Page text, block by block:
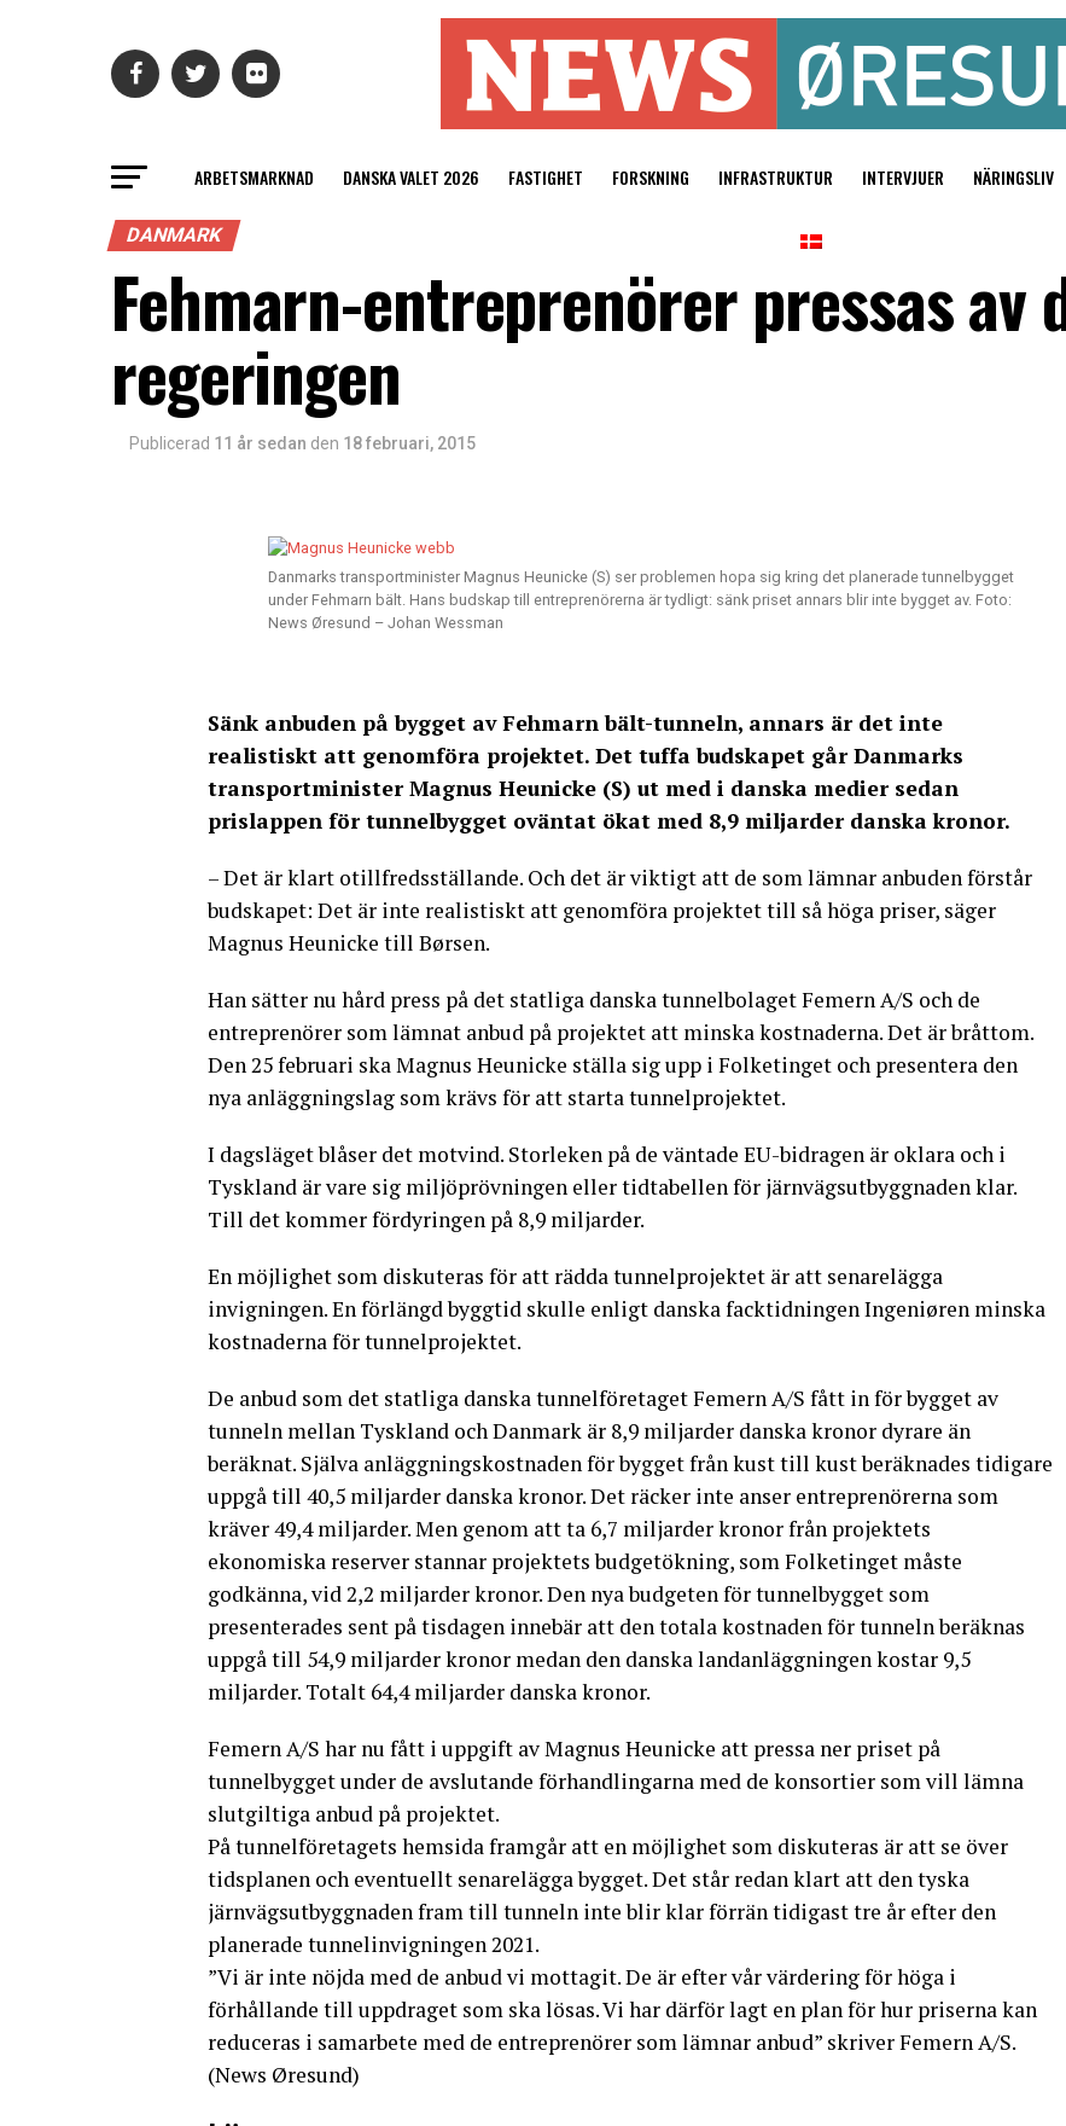
ARBETSMARKNAD DANSKA VALET 2026 FASTIGHET FORSKNING INFRASTRUKTUR INTERVJUER NÄRINGSLIV
DANMARK
Fehmarn-entreprenörer pressas av
regeringen
Publicerad 11 år sedan den 18 februari, 2015
Danmarks transportminister Magnus Heunicke (S) ser problemen hopa sig kring det planerade tunnelbygget
under Fehmarn bält. Hans budskap till entreprenörerna är tydligt: sänk priset annars blir inte bygget av. Foto:
News Øresund – Johan Wessman
Sänk anbuden på bygget av Fehmarn bält-tunneln, annars är det inte
realistiskt att genomföra projektet. Det tuffa budskapet går Danmarks
transportminister Magnus Heunicke (S) ut med i danska medier sedan
prislappen för tunnelbygget oväntat ökat med 8,9 miljarder danska kronor.
– Det är klart otillfredsställande. Och det är viktigt att de som lämnar anbuden förstår
budskapet: Det är inte realistiskt att genomföra projektet till så höga priser, säger
Magnus Heunicke till Børsen.
Han sätter nu hård press på det statliga danska tunnelbolaget Femern A/S och de
entreprenörer som lämnat anbud på projektet att minska kostnaderna. Det är bråttom.
Den 25 februari ska Magnus Heunicke ställa sig upp i Folketinget och presentera den
nya anläggningslag som krävs för att starta tunnelprojektet.
I dagsläget blåser det motvind. Storleken på de väntade EU-bidragen är oklara och i
Tyskland är vare sig miljöprövningen eller tidtabellen för järnvägsutbyggnaden klar.
Till det kommer fördyringen på 8,9 miljarder.
En möjlighet som diskuteras för att rädda tunnelprojektet är att senarelägga
invigningen. En förlängd byggtid skulle enligt danska facktidningen Ingeniøren minska
kostnaderna för tunnelprojektet.
De anbud som det statliga danska tunnelföretaget Femern A/S fått in för bygget av
tunneln mellan Tyskland och Danmark är 8,9 miljarder danska kronor dyrare än
beräknat. Själva anläggningskostnaden för bygget från kust till kust beräknades tidigare
uppgå till 40,5 miljarder danska kronor. Det räcker inte anser entreprenörerna som
kräver 49,4 miljarder. Men genom att ta 6,7 miljarder kronor från projektets
ekonomiska reserver stannar projektets budgetökning, som Folketinget måste
godkänna, vid 2,2 miljarder kronor. Den nya budgeten för tunnelbygget som
presenterades sent på tisdagen innebär att den totala kostnaden för tunneln beräknas
uppgå till 54,9 miljarder kronor medan den danska landanläggningen kostar 9,5
miljarder. Totalt 64,4 miljarder danska kronor.
Femern A/S har nu fått i uppgift av Magnus Heunicke att pressa ner priset på
tunnelbygget under de avslutande förhandlingarna med de konsortier som vill lämna
slutgiltiga anbud på projektet.
På tunnelföretagets hemsida framgår att en möjlighet som diskuteras är att se över
tidsplanen och eventuellt senarelägga bygget. Det står redan klart att den tyska
järnvägsutbyggnaden fram till tunneln inte blir klar förrän tidigast tre år efter den
planerade tunnelinvigningen 2021.
”Vi är inte nöjda med de anbud vi mottagit. De är efter vår värdering för höga i
förhållande till uppdraget som ska lösas. Vi har därför lagt en plan för hur priserna kan
reduceras i samarbete med de entreprenörer som lämnar anbud” skriver Femern A/S.
(News Øresund)